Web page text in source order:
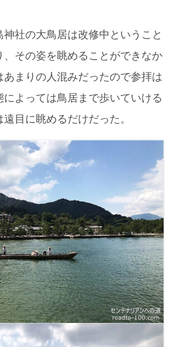
社の大鳥居は改修中ということ
、その姿を眺めることができなか
あまりの人混みだったので参拝は
よっては鳥居まで歩いていける
目に眺めるだけだった。